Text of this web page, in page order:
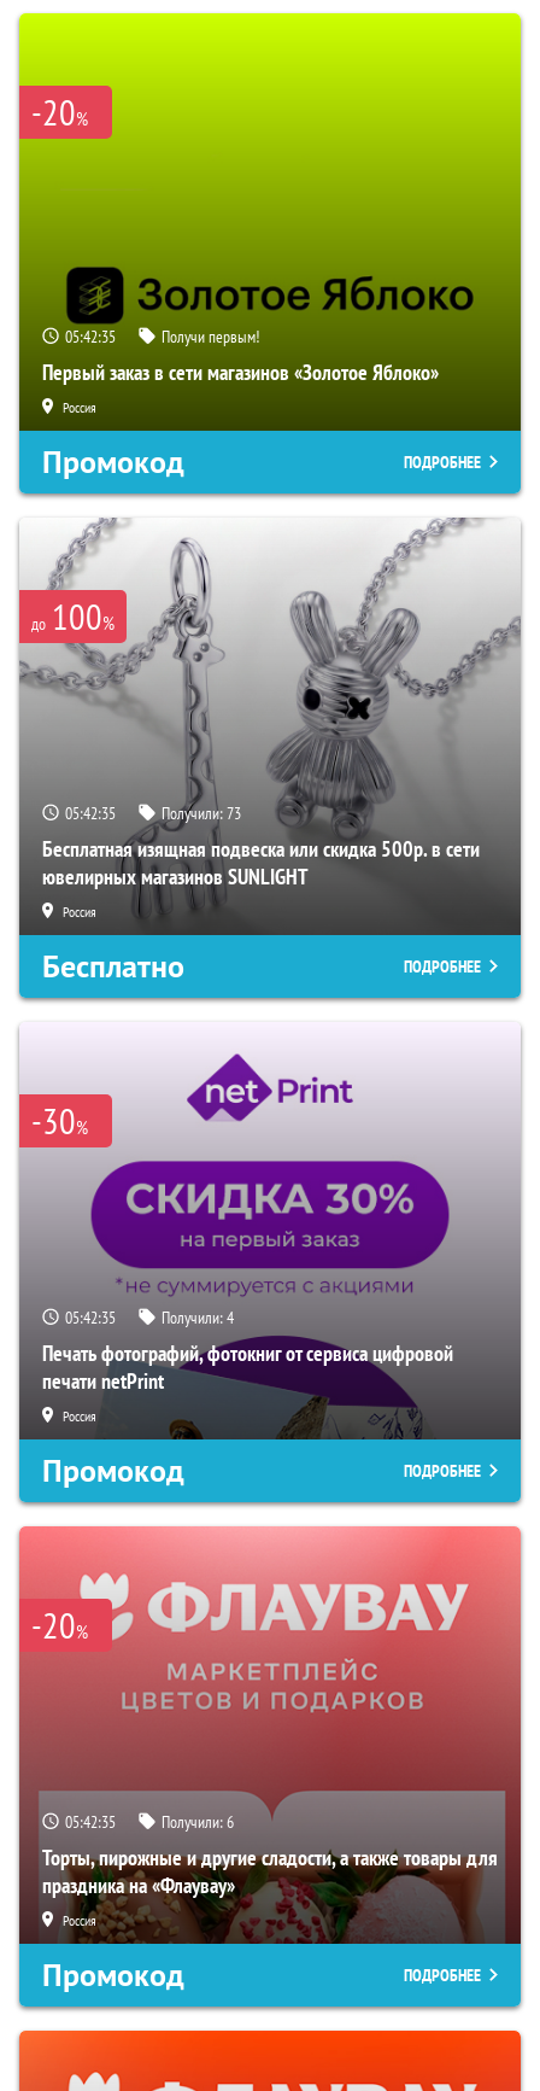
-20%
05:42:34 Получи первым!
Первый заказ в сети магазинов «Золотое Яблоко»
Россия
Промокод ПОДРОБНЕЕ
до 100%
05:42:34 Получили:73
Бесплатная изящная подвеска или скидка 500р. в сети
ювелирных магазинов SUNLIGHT
Россия
Бесплатно ПОДРОБНЕЕ
-30%
05:42:34 Получили:4
Печать фотографий, фотокниг от сервиса цифровой
печати netPrint
Россия
Промокод ПОДРОБНЕЕ
-20%
05:42:34 Получили:6
Торты, пирожные и другие сладости, а также товары для
праздника на «Флаувау»
Россия
Промокод ПОДРОБНЕЕ